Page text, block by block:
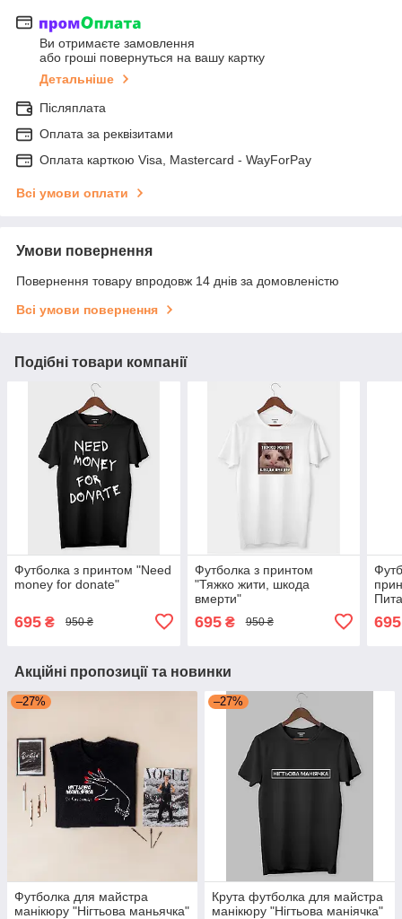
Ви отримаєте замовлення
або гроші повернуться на вашу картку
Детальніше
Післяплата
Оплата за реквізитами
Оплата карткою Visa, Mastercard - WayForPay
Всі умови оплати
Умови повернення
Повернення товару впродовж 14 днів за домовленістю
Всі умови повернення
Подібні товари компанії
Футболка з принтом "Need
money for donate"
695 ₴ 950 ₴
Футболка з принтом
"Тяжко жити, шкода
вмерти"
695₴ 950 ₴ 695
Акційні пропозиції та новинки
–27%
Футболка для майстра
манікюру "Нігтьова маньячка"
–27%
Крута футболка для майстра
манікюру "Нігтьова маніячка"